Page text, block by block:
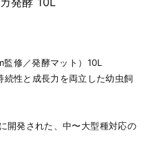
修／発酵マット）10L
性と成長力を両立した幼虫飼
開発された、中〜大型種対応の